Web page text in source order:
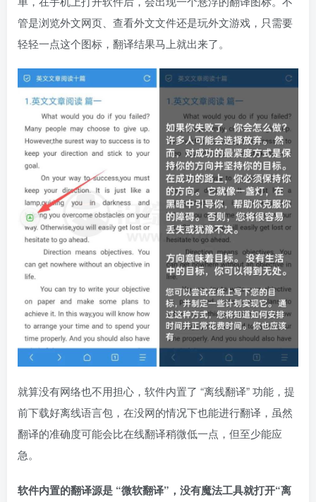
管是浏览外文网页、查看外文文件还是玩外文游戏，只需要
轻轻一点这个图标，翻译结果马上就出来了。
就算没有网络也不用担心，软件内置了 “离线翻译” 功能，提
前下载好离线语言包，在没网的情况下也能进行翻译，虽然
翻译的准确度可能会比在线翻译稍微低一点，但至少能应
急。
软件内置的翻译源是 “微软翻译”，没有魔法工具就打开“离